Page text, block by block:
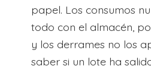
papel. Los consumos
todo con el almacén,
y los derrames no los
saber si un lote ha